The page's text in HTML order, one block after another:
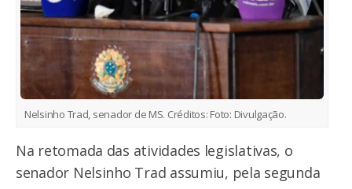
Nelsinho Trad, senador de MS. Créditos: Foto: Divulgação.
Na retomada das atividades legislativas, o
senador Nelsinho Trad assumiu, pela segunda